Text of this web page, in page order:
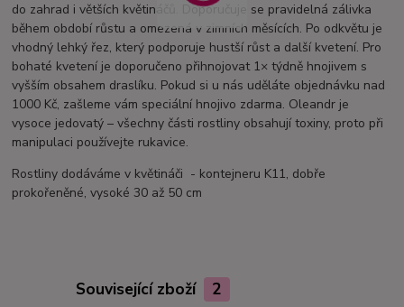
do zahrad i větších květináčů. Doporučuje se pravidelná zálivka
během období růstu a omezená v zimních měsících. Po odkvětu je
vhodný lehký řez, který podporuje hustší růst a další kvetení. Pro
bohaté kvetení je doporučeno přihnojovat 1× týdně hnojivem s
vyšším obsahem draslíku. Pokud si u nás uděláte objednávku nad
1000 Kč, zašleme vám speciální hnojivo zdarma. Oleandr je
vysoce jedovatý – všechny části rostliny obsahují toxiny, proto při
manipulaci používejte rukavice.
Rostliny dodáváme v květináči - kontejneru K11, dobře
prokořeněné, vysoké 30 až 50 cm
Související zboží 2